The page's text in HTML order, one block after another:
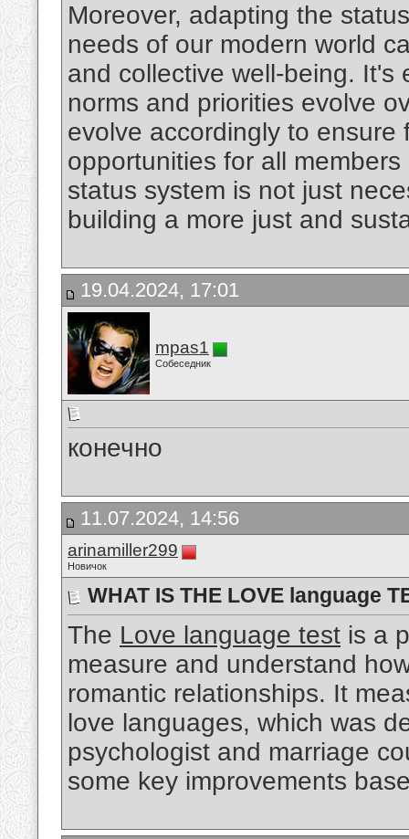
Moreover, adapting the
needs of our modern world
and collective well-being. It's
norms and priorities evolve
evolve accordingly to
opportunities for all
status system is not just
building a more just and
19.04.2024, 17:01
mpas1
Собеседник
конечно
11.07.2024, 14:56
arinamiller299
Новичок
WHAT IS THE LOVE language
The Love language test is a
measure and understand
romantic relationships. It
love languages, which was
psychologist and marriage
some key improvements